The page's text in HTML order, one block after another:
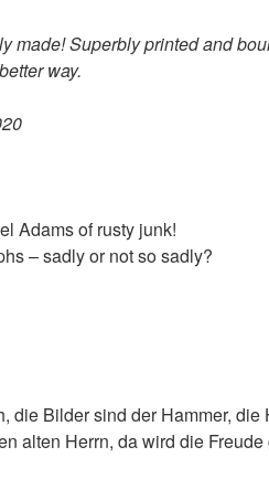
made! Superbly printed and
way.
Adams of rusty junk!
– sadly or not so sadly?
die Bilder sind der Hammer,
alten Herrn, da wird die